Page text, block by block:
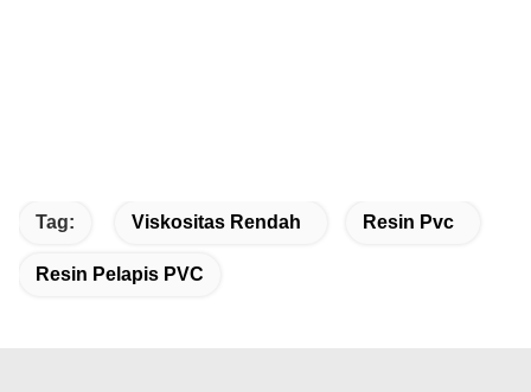
Tag: Viskositas Rendah Resin Pvc
Resin Pelapis PVC